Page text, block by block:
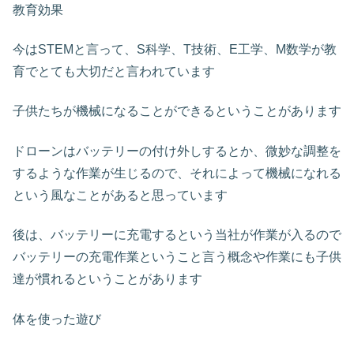
教育効果
今はSTEMと言って、S科学、T技術、E工学、M数学が教
育でとても大切だと言われています
子供たちが機械になることができるということがあります
ドローンはバッテリーの付け外しするとか、微妙な調整を
するような作業が生じるので、それによって機械になれる
という風なことがあると思っています
後は、バッテリーに充電するという当社が作業が入るので
バッテリーの充電作業ということ言う概念や作業にも子供
達が慣れるということがあります
体を使った遊び